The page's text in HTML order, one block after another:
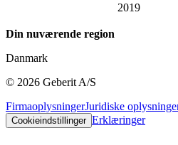
2019
Din nuværende region
Danmark
© 2026 Geberit A/S
FirmaoplysningerJuridiske
Cookieindstillinger Erklæringer